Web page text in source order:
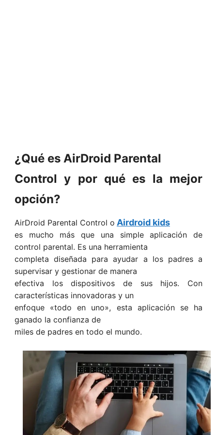
¿Qué es AirDroid Parental
Control y por qué es la mejor
opción?
AirDroid Parental Control o Airdroid kids
es mucho más que una simple aplicación de
control parental. Es una herramienta
completa diseñada para ayudar a los padres a
supervisar y gestionar de manera
efectiva los dispositivos de sus hijos. Con
características innovadoras y un
enfoque «todo en uno», esta aplicación se ha
ganado la confianza de
miles de padres en todo el mundo.